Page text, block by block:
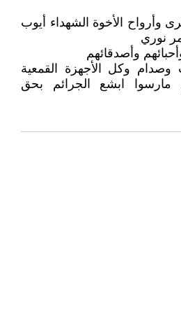
وأرواح الأخوة الشهداء أيوب
نوري
وأصدقائهم
وصدام وكل الأجهزة القمعية
مارسوا ابشع الجرائم بحق